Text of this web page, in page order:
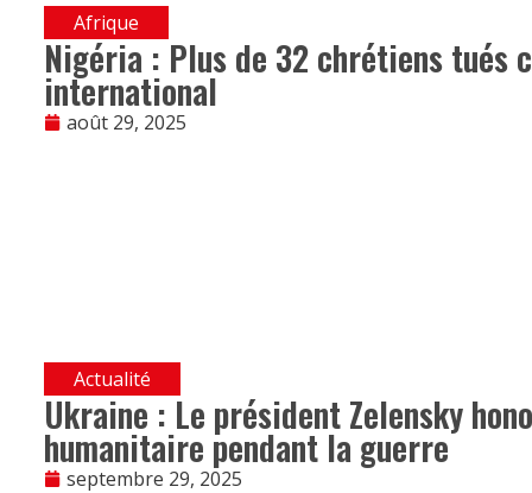
Afrique
Nigéria : Plus de 32 chrétiens tués
international
août 29, 2025
Actualité
Ukraine : Le président Zelensky
humanitaire pendant la guerre
septembre 29, 2025